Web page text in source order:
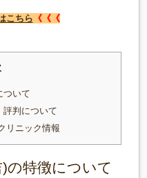
こちら 《《《
ついて
評判について
リニック情報
の特徴について